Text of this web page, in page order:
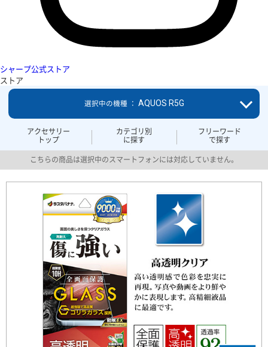
シャープ公式ストア
ストア
アクセサリー
トップ
カテゴリ別
に探す
フリーワード
で探す
選択中の機種 ： AQUOS R5G
こちらの商品は選択中のスマートフォンには対応していません。